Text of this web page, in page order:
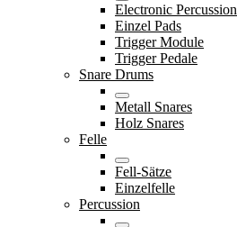
Electronic Percussion
Einzel Pads
Trigger Module
Trigger Pedale
Snare Drums
Metall Snares
Holz Snares
Felle
Fell-Sätze
Einzelfelle
Percussion